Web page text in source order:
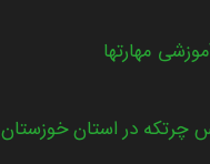
مهارتها
چرتکه در استان خوزستان